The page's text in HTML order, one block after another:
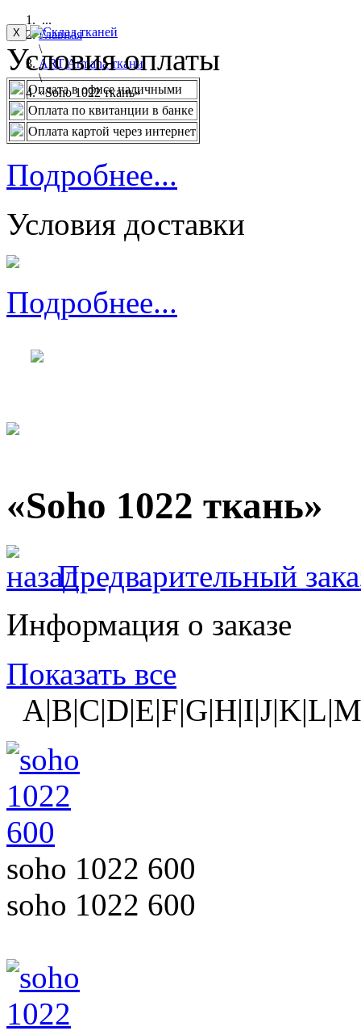
...
Главная
\
ART Armana ткани
\
«Soho 1022 ткань»
X
Условия оплаты
Оплата в офисе наличными
Оплата по квитанции в банке
Оплата картой через интернет
Подробнее...
Условия доставки
Подробнее...
«Soho 1022 ткань»
Предварительный
Информация о заказе
Показать все
soho 1022 600
soho 1022 600